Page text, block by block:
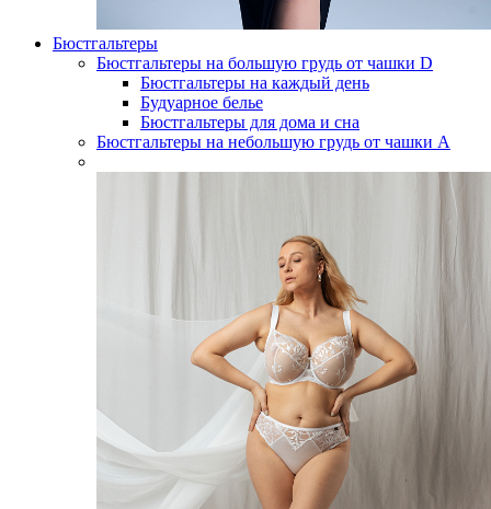
Бюстгальтеры
Бюстгальтеры на большую грудь от чашки D
Бюстгальтеры на каждый день
Будуарное белье
Бюстгальтеры для дома и сна
Бюстгальтеры на небольшую грудь от чашки А